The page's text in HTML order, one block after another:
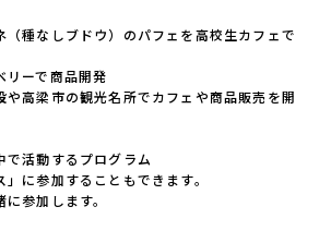
（種なしブドウ）のパフェを高校生カフェで
リーで商品開発
や高梁市の観光名所でカフェや商品販売を開
で活動するプログラム
」に参加することもできます。
参加します。